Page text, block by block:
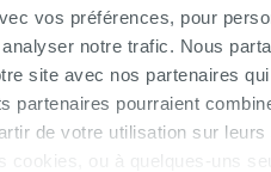
vos préférences, pour
notre trafic. Nous
site avec nos partenaires
partenaires pourraient
de votre utilisation sur
cookies, ou à quelques-uns
Colonne